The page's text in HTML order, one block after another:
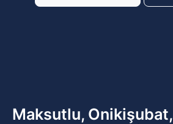
Maksutlu, Onikişubat,